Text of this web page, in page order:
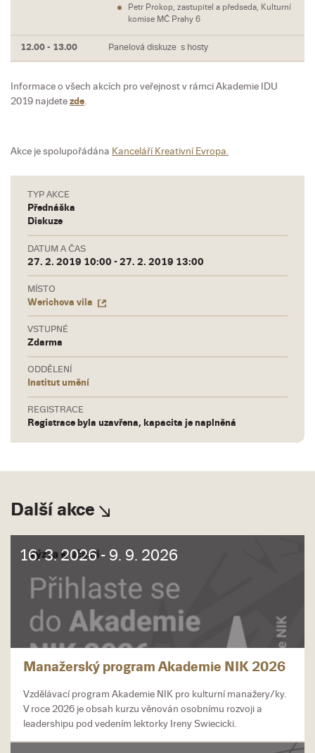
Petr Prokop, zastupitel a předseda, Kulturní
komise MČ Prahy 6
12.00 - 13.00 Panelová diskuze s hosty
Informace o všech akcích pro veřejnost v rámci Akademie IDU
2019 najdetezde.
Akce je spolupořádána Kanceláří Kreativní Evropa.
TYP AKCE
Přednáška
Diskuze
DATUM A ČAS
27. 2. 2019 10:00 - 27. 2. 2019 13:00
MÍSTO
Werichova vila
VSTUPNÉ
Zdarma
ODDĚLENÍ
Institut umění
REGISTRACE
Registrace byla uzavřena, kapacita je naplněná
Další akce
16. 3. 2026 - 9. 9. 2026
Manažerský program Akademie NIK 2026
Vzdělávací program Akademie NIK pro kulturní manažery/ky.
V roce 2026 je obsah kurzu věnován osobnímu rozvoji a
leadershipu pod vedením lektorky Ireny Swiecicki.